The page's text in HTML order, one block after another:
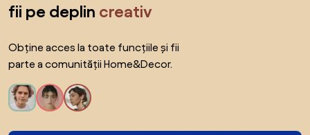
fii pe deplin creativ
Obține acces la toate funcțiile și fii
parte a comunității Home&Decor.